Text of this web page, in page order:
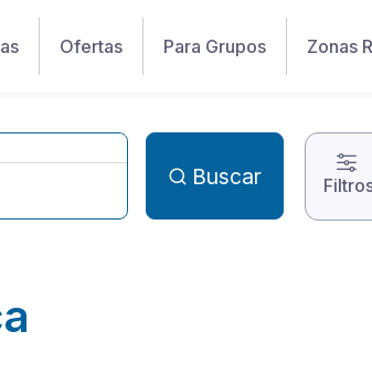
Ofertas Para Grupos Zonas
Buscar